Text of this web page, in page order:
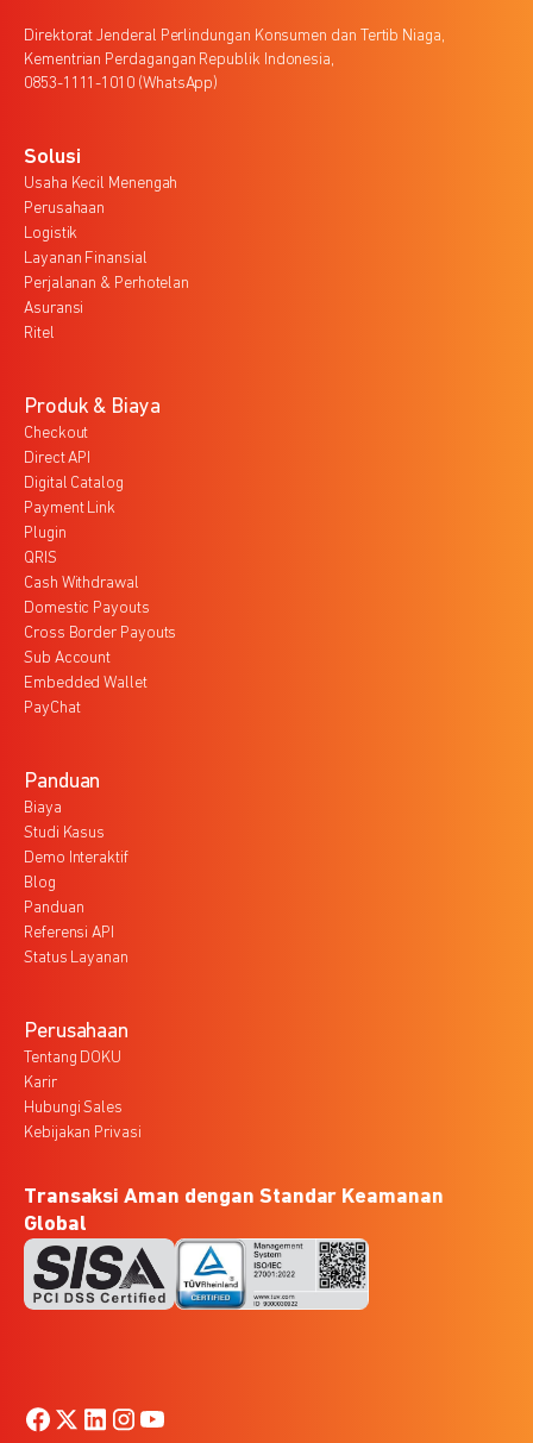
Direktorat Jenderal Perlindungan Konsumen dan Tertib Niaga,
Kementrian Perdagangan Republik Indonesia,
0853-1111-1010 (WhatsApp)
Solusi
Usaha Kecil Menengah
Perusahaan
Logistik
Layanan Finansial
Perjalanan & Perhotelan
Asuransi
Ritel
Produk & Biaya
Checkout
Direct API
Digital Catalog
Payment Link
Plugin
QRIS
Cash Withdrawal
Domestic Payouts
Cross Border Payouts
Sub Account
Embedded Wallet
PayChat
Panduan
Biaya
Studi Kasus
Demo Interaktif
Blog
Panduan
Referensi API
Status Layanan
Perusahaan
Tentang DOKU
Karir
Hubungi Sales
Kebijakan Privasi
Transaksi Aman dengan Standar Keamanan
Global